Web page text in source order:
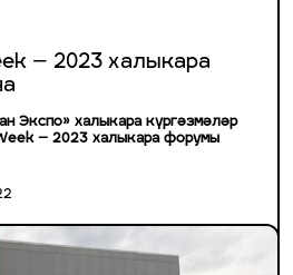
– 2023 халыкара
Экспо» халыкара күргәзмәләр
– 2023 халыкара форумы